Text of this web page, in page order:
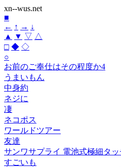
xn--wus.net
■
← ↑ → ↓
▲
▼ ▽ △
□ ◆ ◇
○
お前のご奉仕はその程度か4
うまいもん
中身約
ネジに
凄
ネコポス
ワールドツアー
友達
サンワサプライ 電池式極細タ
すごいも